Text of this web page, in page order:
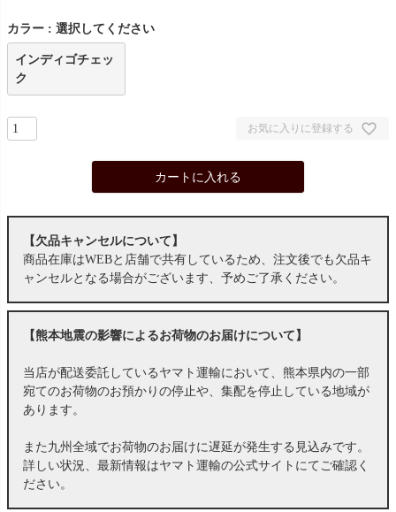
カラー 選択してください
インディゴチェッ
ク
お気に入りに登録する
カートに入れる
【欠品キャンセルについて】
商品在庫はWEBと店舗で共有しているため、注文後でも欠品キ
ャンセルとなる場合がございます、予めご了承ください。
【熊本地震の影響によるお荷物のお届けについて】
当店が配送委託しているヤマト運輸において、熊本県内の一部
宛てのお荷物のお預かりの停止や、集配を停止している地域が
あります。
また九州全域でお荷物のお届けに遅延が発生する見込みです。
詳しい状況、最新情報はヤマト運輸の公式サイトにてご確認く
ださい。